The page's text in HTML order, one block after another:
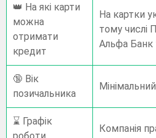
👑 На які карти
можна
отримати
кредит
На картки
тому числі
Альфа Банк
🔞 Вік
позичальника
⌛ Графік
Компанія